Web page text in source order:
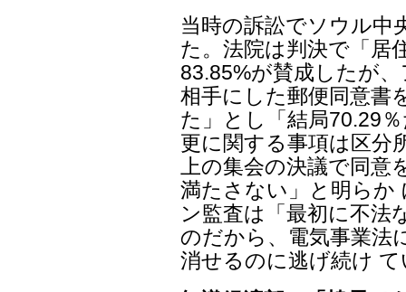
当時の訴訟でソウル中
た。法院は判決で「居
83.85%が賛成したが
相手にした郵便同意書
た」とし「結局70.29
更に関する事項は区分
上の集会の決議で同
満たさない」と明らか
ン監査は「最初に不法
のだから、電気事業法
消せるのに逃げ続け